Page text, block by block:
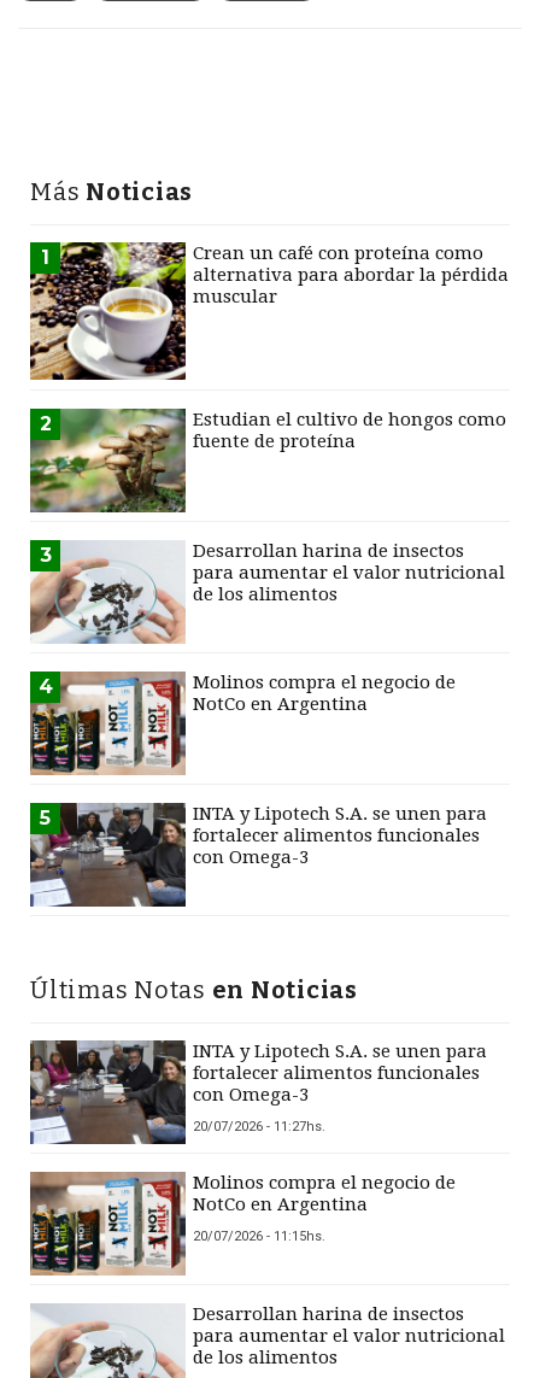
Más Noticias
1
Crean un café con proteína como
alternativa para abordar la pérdida
muscular
2
Estudian el cultivo de hongos como
fuente de proteína
3
Desarrollan harina de insectos
para aumentar el valor nutricional
de los alimentos
4
Molinos compra el negocio de
NotCo en Argentina
5
INTA y Lipotech S.A. se unen para
fortalecer alimentos funcionales
con Omega-3
Últimas Notas en Noticias
INTA y Lipotech S.A. se unen para
fortalecer alimentos funcionales
con Omega-3
20/07/2026 - 11:27hs.
Molinos compra el negocio de
NotCo en Argentina
20/07/2026 - 11:15hs.
Desarrollan harina de insectos
para aumentar el valor nutricional
de los alimentos